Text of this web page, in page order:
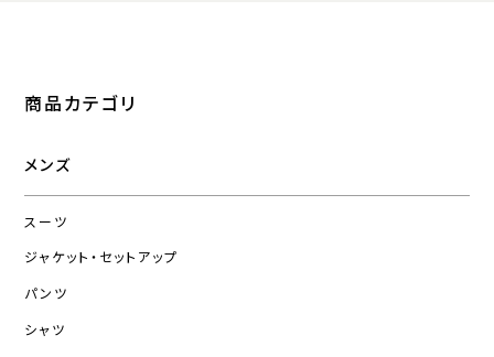
商品カテゴリ
メンズ
スーツ
ジャケット・セットアップ
パンツ
シャツ